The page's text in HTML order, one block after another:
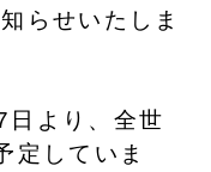
らせいたしま
より、全世
定していま